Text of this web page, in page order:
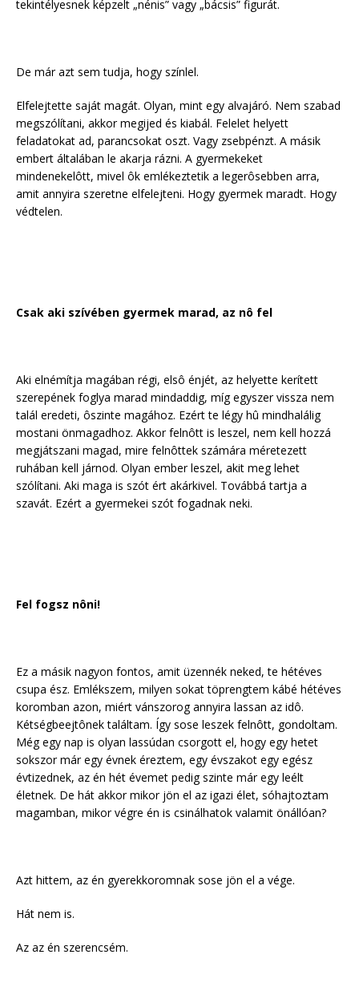
tekintélyesnek képzelt „nénis” vagy „bácsis” figurát.
De már azt sem tudja, hogy színlel.
Elfelejtette saját magát. Olyan, mint egy alvajáró. Nem szabad
megszólítani, akkor megijed és kiabál. Felelet helyett
feladatokat ad, parancsokat oszt. Vagy zsebpénzt. A másik
embert általában le akarja rázni. A gyermekeket
mindenekelôtt, mivel ôk emlékeztetik a legerôsebben arra,
amit annyira szeretne elfelejteni. Hogy gyermek maradt. Hogy
védtelen.
Csak aki szívében gyermek marad, az nô fel
Aki elnémítja magában régi, elsô énjét, az helyette kerített
szerepének foglya marad mindaddig, míg egyszer vissza nem
talál eredeti, ôszinte magához. Ezért te légy hû mindhalálig
mostani önmagadhoz. Akkor felnôtt is leszel, nem kell hozzá
megjátszani magad, mire felnôttek számára méretezett
ruhában kell járnod. Olyan ember leszel, akit meg lehet
szólítani. Aki maga is szót ért akárkivel. Továbbá tartja a
szavát. Ezért a gyermekei szót fogadnak neki.
Fel fogsz nôni!
Ez a másik nagyon fontos, amit üzennék neked, te hétéves
csupa ész. Emlékszem, milyen sokat töprengtem kábé hétéves
koromban azon, miért vánszorog annyira lassan az idô.
Kétségbeejtônek találtam. Így sose leszek felnôtt, gondoltam.
Még egy nap is olyan lassúdan csorgott el, hogy egy hetet
sokszor már egy évnek éreztem, egy évszakot egy egész
évtizednek, az én hét évemet pedig szinte már egy leélt
életnek. De hát akkor mikor jön el az igazi élet, sóhajtoztam
magamban, mikor végre én is csinálhatok valamit önállóan?
Azt hittem, az én gyerekkoromnak sose jön el a vége.
Hát nem is.
Az az én szerencsém.